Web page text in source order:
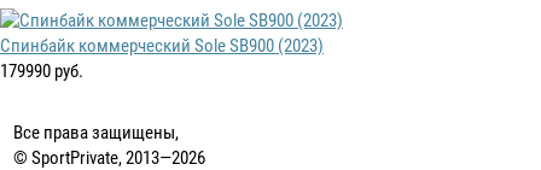
Спинбайк коммерческий Sole SB900 (2023)
179990 руб.
Все права защищены,
© SportPrivate, 2013—2026